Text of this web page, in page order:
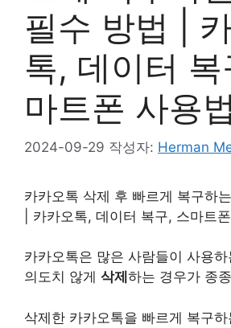
필수 방법 |
톡, 데이터 복
마트폰 사용법
2024-09-29 작성자: Herman
카카오톡 삭제 후 빠르게 복구하
| 카카오톡, 데이터 복구, 스마트
카카오톡은 많은 사람들이 사용
의도치 않게 삭제 하는 경우가 종
삭제한 카카오톡을 빠르게 복구